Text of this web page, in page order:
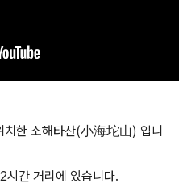
한 소해타산(小海坨山) 입니
시간 거리에 있습니다.